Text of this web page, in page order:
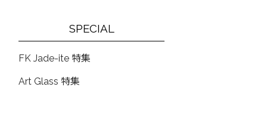
SPECIAL
FK Jade-ite 特集
Art Glass 特集